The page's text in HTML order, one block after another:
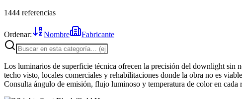
1444 referencias
Ordenar: Nombre Fabricante
Los luminarios de superficie técnica ofrecen la precisión del downlight sin
techo visto, locales comerciales y rehabilitaciones donde la obra no es
Consulta ángulo de emisión, flujo luminoso y temperatura de color en cada